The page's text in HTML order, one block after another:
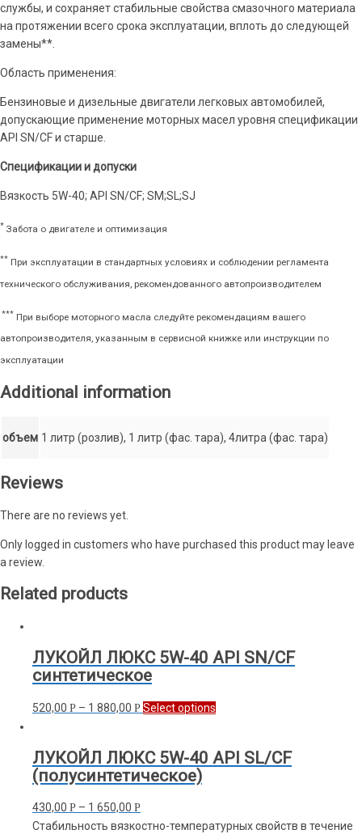
службы, и сохраняет стабильные свойства смазочного материала
на протяжении всего срока эксплуатации, вплоть до следующей
замены**.
Область применения:
Бензиновые и дизельные двигатели легковых автомобилей,
допускающие применение моторных масел уровня спецификации
API SN/CF и старше.
Спецификации и допуски
Вязкость 5W-40; API SN/CF; SM;SL;SJ
* Забота о двигателе и оптимизация
** При эксплуатации в стандартных условиях и соблюдении регламента
технического обслуживания, рекомендованного автопроизводителем
*** При выборе моторного масла следуйте рекомендациям вашего
автопроизводителя, указанным в сервисной книжке или инструкции по
эксплуатации
Additional information
объем 1 литр (розлив), 1 литр (фас. тара), 4литра (фас. тара)
Reviews
There are no reviews yet.
Only logged in customers who have purchased this product may leave
a review.
Related products
ЛУКОЙЛ ЛЮКС 5W-40 API SN/CF
синтетическое
520,00 Р – 1 880,00 Р Select options
ЛУКОЙЛ ЛЮКС 5W-40 API SL/CF
(полусинтетическое)
430,00 Р – 1 650,00 Р
Стабильность вязкостно-температурных свойств в течение